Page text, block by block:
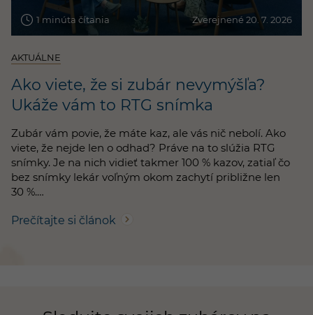
1 minúta čítania Zverejnené 20. 7. 2026
AKTUÁLNE
Ako viete, že si zubár nevymýšľa?
Ukáže vám to RTG snímka
Zubár vám povie, že máte kaz, ale vás nič nebolí. Ako
viete, že nejde len o odhad? Práve na to slúžia RTG
snímky. Je na nich vidieť takmer 100 % kazov, zatiaľ čo
bez snímky lekár voľným okom zachytí približne len
30 %.…
Prečítajte si článok